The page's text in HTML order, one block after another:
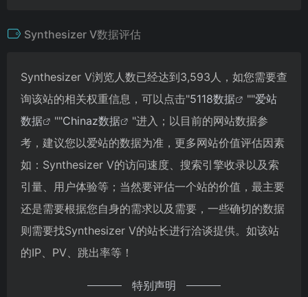
Synthesizer V数据评估
Synthesizer V浏览人数已经达到3,593人，如您需要查
询该站的相关权重信息，可以点击"5118数据 ""爱站
数据
""Chinaz数据
"进入；以目前的网站数据参
考，建议您以爱站的数据为准，更多网站价值评估因素
如：Synthesizer V的访问速度、搜索引擎收录以及索
引量、用户体验等；当然要评估一个站的价值，最主要
还是需要根据您自身的需求以及需要，一些确切的数据
则需要找Synthesizer V的站长进行洽谈提供。如该站
的IP、PV、跳出率等！
特别声明